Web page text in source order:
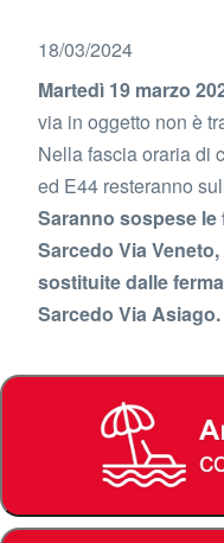
18/03/2024
Martedì 19 marzo
via in oggetto non è
Nella fascia oraria di
ed E44 resteranno
Saranno sospese
Sarcedo Via
sostituite dalle
Sarcedo Via Asiago.